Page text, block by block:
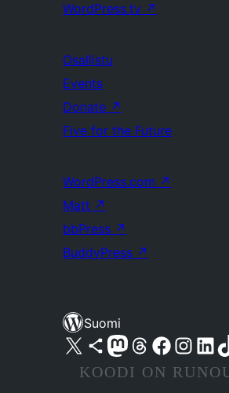
WordPress.tv ↗
Osallistu
Events
Donate ↗
Five for the Future
WordPress.com ↗
Matt ↗
bbPress ↗
BuddyPress ↗
Suomi
Visit our X (formerly Twitter) account
Visit our Bluesky account
Visit our Mastodon account
Visit our Threads account
Visit our Facebook pageVisit our Instagram
Visit our
KOODI ON